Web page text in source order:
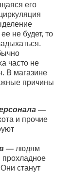
его
не будет, то
часто не
В магазине
причины
—
и прочие
— людям
прохладное
станут